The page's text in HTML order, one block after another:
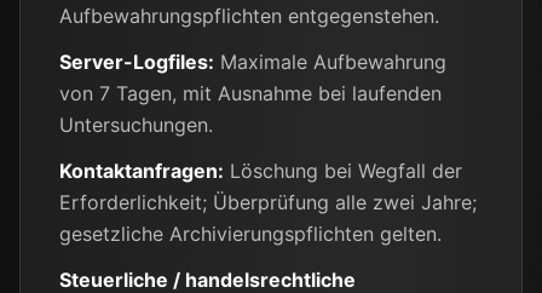
Aufbewahrungspflichten entgegenstehen.
Server-Logfiles: Maximale Aufbewahrung
von 7 Tagen, mit Ausnahme bei laufenden
Untersuchungen.
Kontaktanfragen: Löschung bei Wegfall der
Erforderlichkeit; Überprüfung alle zwei Jahre;
gesetzliche Archivierungspflichten gelten.
Steuerliche / handelsrechtliche